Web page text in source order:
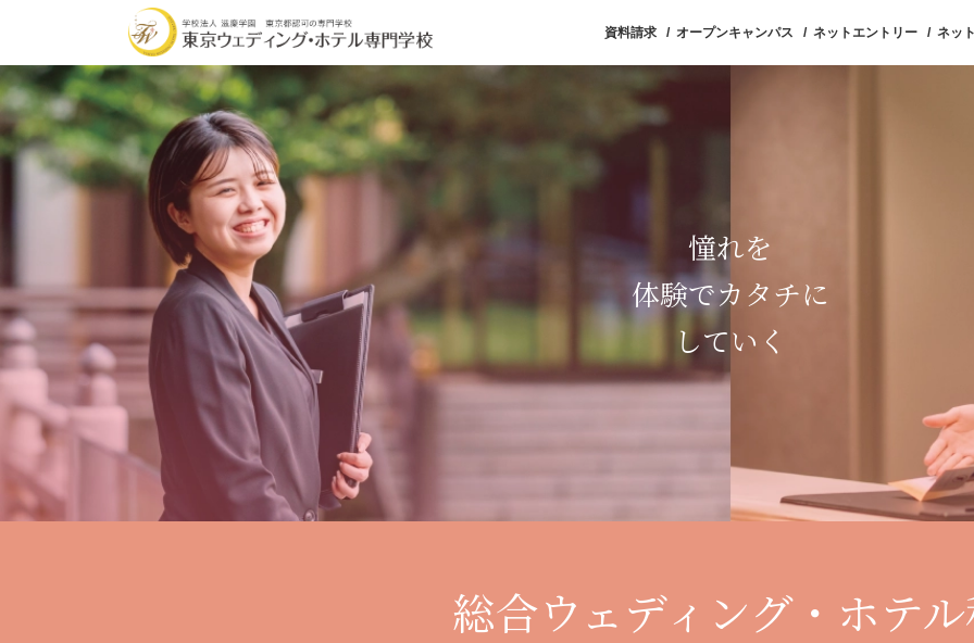
資料請求 オープンキャンパス ネットエントリー ネッ
学校の魅力 学科・コース オープンキャンパス 入試・学費
憧れを
体験でカタチに
していく
総合ウェディング・ホテ